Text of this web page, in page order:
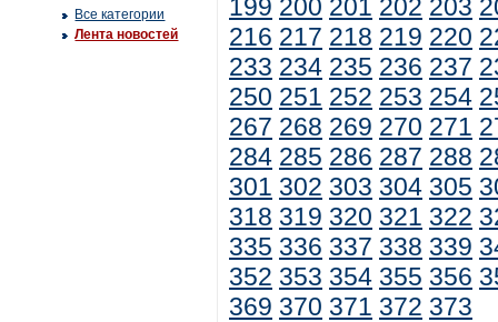
Все категории
Лента новостей
199 200 201 202 203
216 217 218 219 220
233 234 235 236 237
250 251 252 253 254
267 268 269 270 271
284 285 286 287 288
301 302 303 304 305
318 319 320 321 322
335 336 337 338 339
352 353 354 355 356
369 370 371 372 373